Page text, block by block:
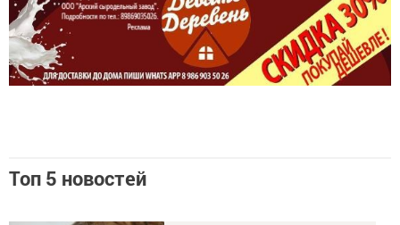
Топ 5 новостей